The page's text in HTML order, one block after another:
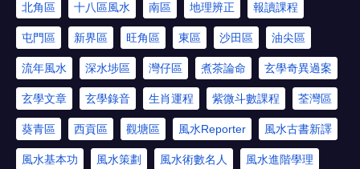
北角區 十八區風水 南區 地理辨正 報讀課程
屯門區 新界區 旺角區 東區 沙田區 油尖區
流年風水 深水埗區 灣仔區 煮茶論命 玄學奇異過案
玄學文章 玄學錄音 生肖運程 紫微斗數課程 荃灣區
葵青區 西貢區 觀塘區 風水Reporter 風水古書新譯
風水基本功 風水策劃 風水術數名人 風水進階學理